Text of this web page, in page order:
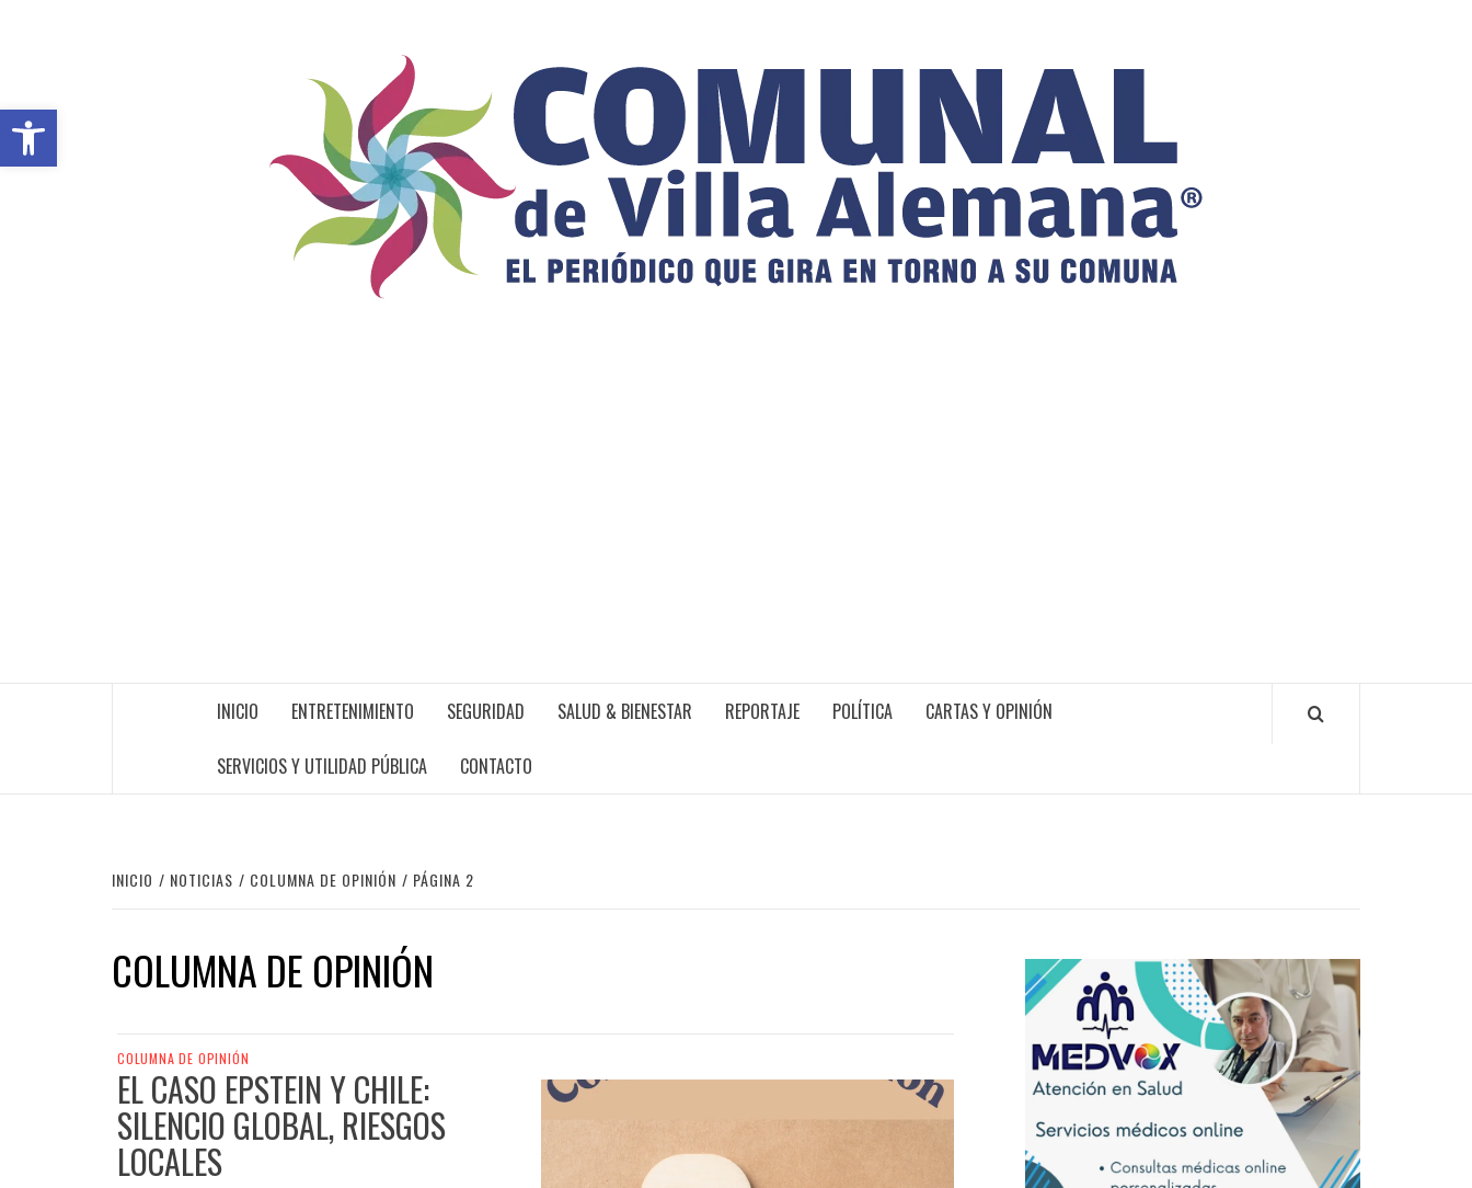
Abrir barra de herramientas
INICIO ENTRETENIMIENTO SEGURIDAD SALUD & BIENESTAR REPORTAJE POLÍTICA CARTAS Y OPINIÓN
SERVICIOS Y UTILIDAD PÚBLICA CONTACTO
INICIO NOTICIAS COLUMNA DE OPINIÓN PÁGINA 2
COLUMNA DE OPINIÓN
COLUMNA DE OPINIÓN
EL CASO EPSTEIN Y CHILE:
SILENCIO GLOBAL, RIESGOS
LOCALES